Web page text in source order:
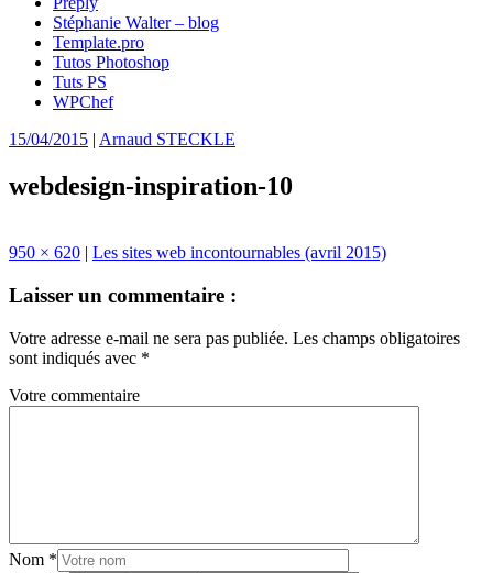
Stéphanie Walter – blog
Template.pro
Tutos Photoshop
Tuts PS
WPChef
15/04/2015 | Arnaud STECKLE
webdesign-inspiration-10
950 × 620 | Les sites web incontournables (avril 2015)
Laisser un commentaire :
Votre adresse e-mail ne sera pas publiée. Les champs obligatoires
sont indiqués avec *
Votre commentaire
Nom *